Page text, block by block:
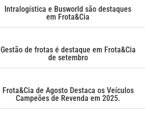
Intralogística e Busworld são destaques
em Frota&Cia
Gestão de frotas é destaque em Frota&Cia
de setembro
Frota&Cia de Agosto Destaca os Veículos
Campeões de Revenda em 2025.